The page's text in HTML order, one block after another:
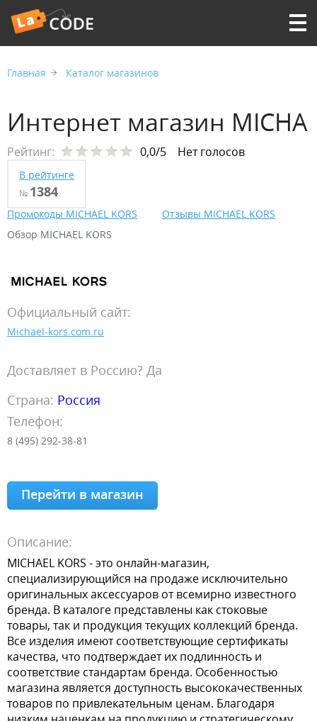
Главная Каталог магазинов
Интернет магазин
Рейтинг: 0,0/5 Нет голосов
В рейтинге
№ 1384
Промокоды MICHAEL KORS
Отзывы MICHAEL KORS
Обзор MICHAEL KORS
Официальный сайт:
Michael-kors.com.ru
Доставляет в Россию? Да
Страна: Россия
Телефон:
8 (495) 292-38-81
Перейти в магазин
Описание:
MICHAEL KORS - это онлайн-магазин,
специализирующийся на продаже исключительно
оригинальных аксессуаров от всемирно известного
бренда. В каталоге представлены как стоковые
товары, так и продукция текущих коллекций бренда.
Все изделия имеют соответствующие сертификаты
качества, что подтверждает их подлинность и
соответствие стандартам бренда. Особенностью
магазина является доступность высококачественных
товаров по привлекательным ценам. Благодаря